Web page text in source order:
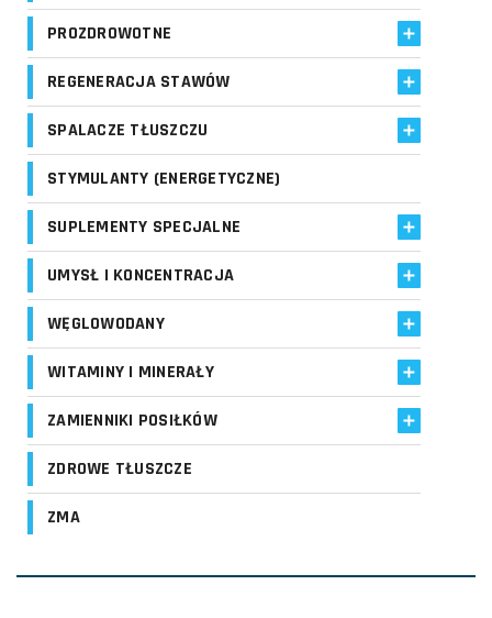
PROZDROWOTNE
REGENERACJA STAWÓW
SPALACZE TŁUSZCZU
STYMULANTY (ENERGETYCZNE)
SUPLEMENTY SPECJALNE
UMYSŁ I KONCENTRACJA
WĘGLOWODANY
WITAMINY I MINERAŁY
ZAMIENNIKI POSIŁKÓW
ZDROWE TŁUSZCZE
ZMA